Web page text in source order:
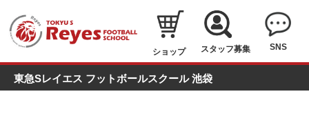
ショップ スタッフ募集 SNS
東急Sレイエス フットボールスクール 池袋